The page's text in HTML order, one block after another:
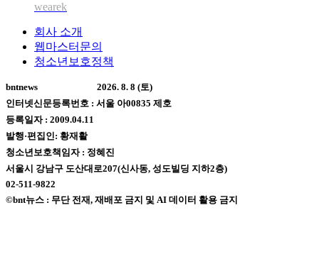
wearek
회사 소개
웹마스터문의
청소년보호정책
bntnews
2026. 8. 8 (토)
인터넷신문등록번호 : 서울 아00835 제호
등록일자 : 2009.04.11
발행·편집인: 황재활
청소년보호책임자 : 정혜진
서울시 강남구 도산대로207(신사동, 성도빌딩 지하2층)
02-511-9822
©bnt뉴스 : 무단 전재, 재배포 금지 및 AI 데이터 활용 금지